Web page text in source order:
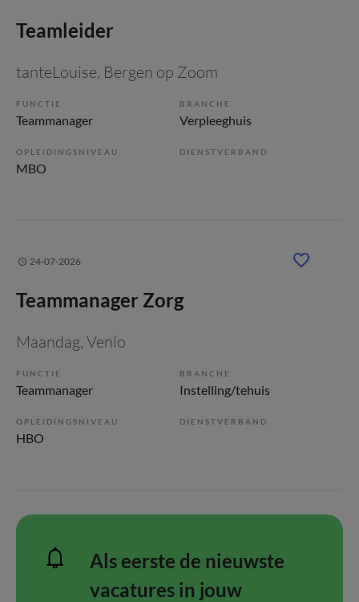
Teamleider
tanteLouise, Bergen op Zoom
FUNCTIE
Teammanager
BRANCHE
Verpleeghuis
OPLEIDINGSNIVEAU
MBO
DIENSTVERBAND
24-07-2026
Teammanager Zorg
Maandag, Venlo
FUNCTIE
Teammanager
BRANCHE
Instelling/tehuis
OPLEIDINGSNIVEAU
HBO
DIENSTVERBAND
Als eerste de nieuwste
vacatures in jouw